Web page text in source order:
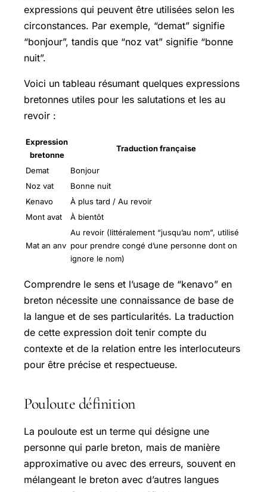
expressions qui peuvent être utilisées selon les
circonstances. Par exemple, “demat” signifie
“bonjour”, tandis que “noz vat” signifie “bonne
nuit”.
Voici un tableau résumant quelques expressions
bretonnes utiles pour les salutations et les au
revoir :
Expression
bretonne
Traduction française
Demat
Bonjour
Noz vat
Bonne nuit
Kenavo
À plus tard / Au revoir
Mont avat
À bientôt
Mat an anv
Au revoir (littéralement “jusqu’au nom”, utilisé
pour prendre congé d’une personne dont on
ignore le nom)
Comprendre le sens et l’usage de “kenavo” en
breton nécessite une connaissance de base de
la langue et de ses particularités. La traduction
de cette expression doit tenir compte du
contexte et de la relation entre les interlocuteurs
pour être précise et respectueuse.
Pouloute définition
La pouloute est un terme qui désigne une
personne qui parle breton, mais de manière
approximative ou avec des erreurs, souvent en
mélangeant le breton avec d’autres langues